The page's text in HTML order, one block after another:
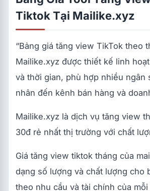
Tiktok Tại Mailike.xyz
“Bảng giá tăng view TikTok theo
Mailike.xyz được thiết kế linh
và thời gian, phù hợp nhiều ngân
nhân đến kênh bán hàng và
Mailike.xyz là dịch vụ tăng view
30đ rẻ nhất thị trường với chất
Giá tăng view tiktok tháng của
dạng số lượng và chất lượng cho
theo nhu cầu và tài chính của